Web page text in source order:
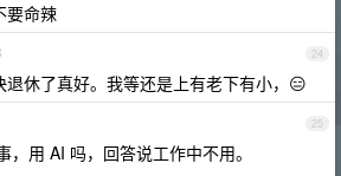
要命辣
24
休了真好。我等还是上有老下有小，😑
25
，用 AI 吗，回答说工作中不用。